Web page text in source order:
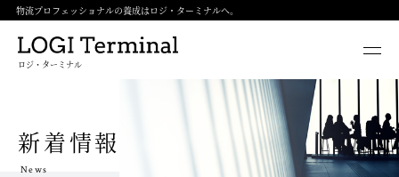
物流プロフェッショナルの養成はロジ・ターミナルへ。
ロジ・ターミナル
新着情報
News